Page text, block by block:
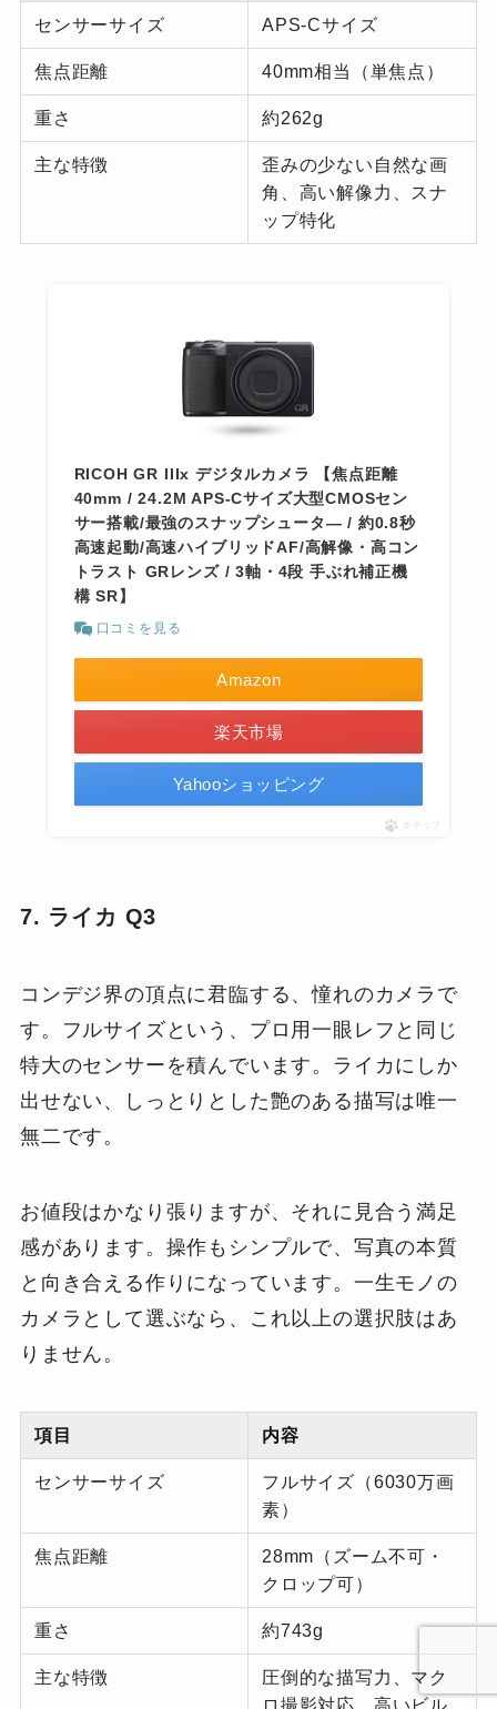
センサーサイズ APS-Cサイズ
焦点距離 40mm相当（単焦点）
重さ 約262g
主な特徴
歪みの少ない自然な画
角、高い解像力、スナ
ップ特化
RICOH GR IIIx デジタルカメラ 【焦点距離
40mm / 24.2M APS-Cサイズ大型CMOSセン
サー搭載/最強のスナップシュータ― / 約0.8秒
高速起動/高速ハイブリッドAF/高解像・高コン
トラスト GRレンズ / 3軸・4段 手ぶれ補正機
構 SR】
口コミを見る
Amazon
楽天市場
Yahooショッピング
ポチップ
7. ライカ Q3
コンデジ界の頂点に君臨する、憧れのカメラで
す。フルサイズという、プロ用一眼レフと同じ
特大のセンサーを積んでいます。ライカにしか
出せない、しっとりとした艶のある描写は唯一
無二です。
お値段はかなり張りますが、それに見合う満足
感があります。操作もシンプルで、写真の本質
と向き合える作りになっています。一生モノの
カメラとして選ぶなら、これ以上の選択肢はあ
りません。
項目 内容
センサーサイズ
フルサイズ（6030万画
素）
焦点距離
28mm（ズーム不可・
クロップ可）
重さ 約743g
主な特徴
圧倒的な描写力、マク
ロ撮影対応、高いビル